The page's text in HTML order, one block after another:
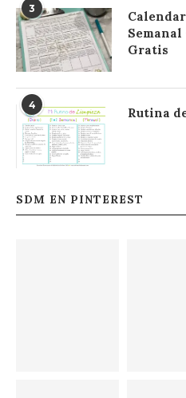
3
Gratis
4
Rutina
SDM EN PINTEREST